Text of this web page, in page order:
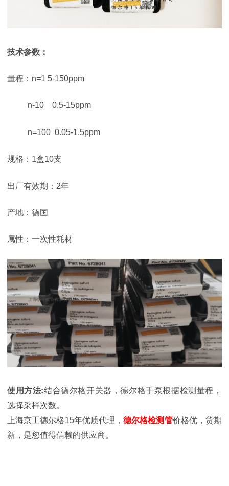
技术参数：
量程：n=1 5-150ppm
n-10 0.5-15ppm
n=100 0.05-1.5ppm
规格：1盒10支
出厂有效期：2年
产地：德国
属性：一次性耗材
使用方法:结合德尔格开关器，德尔格手泵根据检测量程，
选择采样次数。
上海京工德尔格15年优质代理，德尔格检测管价格优，货期
新，是您值得信赖的供应商。